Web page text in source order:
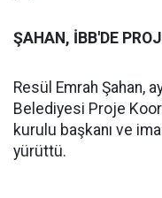
ŞAHAN, İBB'DE
Resül Emrah Şahan,
Belediyesi Proje
kurulu başkanı ve
yürüttü.